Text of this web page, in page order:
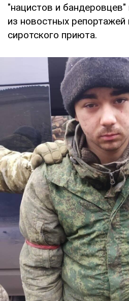
"нацистов и
из новостных репортажей
сиротского приюта.